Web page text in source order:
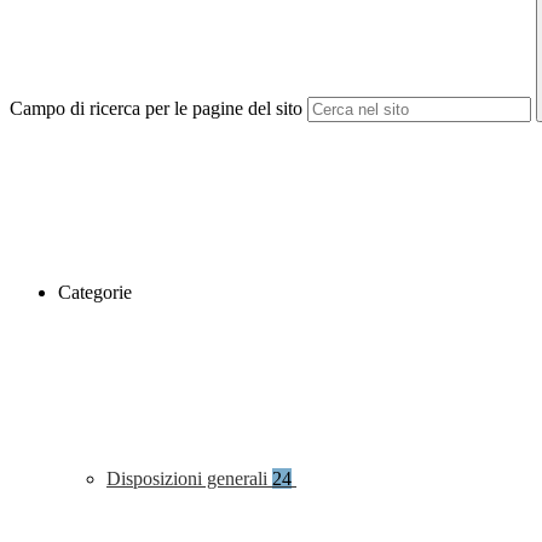
Campo di ricerca per le pagine del sito
Categorie
Disposizioni generali 24